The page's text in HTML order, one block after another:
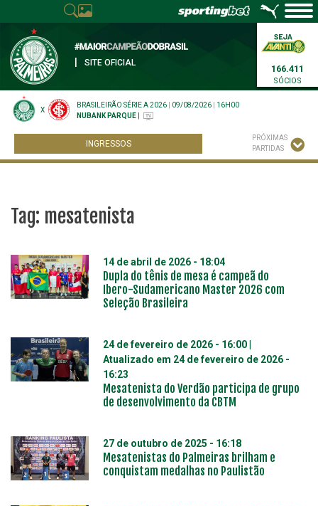
SITE OFICIAL
166.411
SÓCIOS
X
BRASILEIRÃO SÉRIE A 2026 09/08/2026
16H00
NUBANK PARQUE
INGRESSOS
PRÓXIMAS
PARTIDAS
Tag: mesatenista
14 de abril de 2026 - 18:04
Dupla do tênis de mesa é campeã do
Ibero-Sudamericano Master 2026 com
Seleção Brasileira
24 de fevereiro de 2026 - 16:00
Atualizado em 24 de fevereiro de 2026 -
16:23
Mesatenista do Verdão participa de grupo
de desenvolvimento da CBTM
27 de outubro de 2025 - 16:18
Mesatenistas do Palmeiras brilham e
conquistam medalhas no Paulistão